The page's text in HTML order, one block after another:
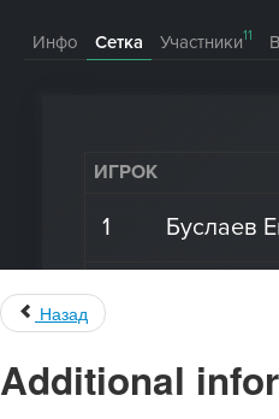
Назад
Additional